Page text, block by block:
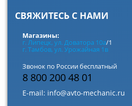
СВЯЖИТЕСЬ С НАМИ
Магазины:
г. Липецк, ул. Доватора 10а/1
г. Тамбов, ул. Урожайная 1в
Звонок по России бесплатный
8 800 200 48 01
E-mail: info@avto-mechanic.ru